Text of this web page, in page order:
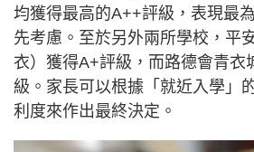
均獲得最高的A++評級，表現最
先考慮。至於另外兩所學校，平
衣）獲得A+評級，而路德會青衣
級。家長可以根據「就近入學」
利度來作出最終決定。